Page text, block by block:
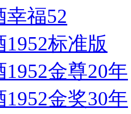
幸福52
标准版
金尊20年
金奖30年